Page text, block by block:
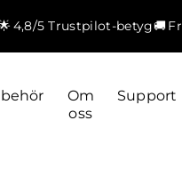
4,8/5 Trustpilot-betyg🚚
Om
oss
Support